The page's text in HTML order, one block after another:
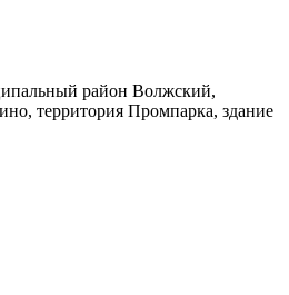
район Волжский,
территория Промпарка, здание